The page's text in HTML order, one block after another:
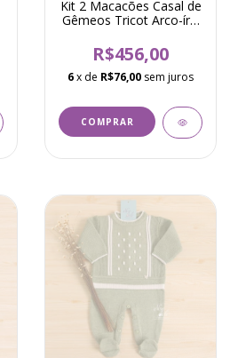
Kit 2 Macacões Casal de
Gêmeos Tricot Arco-íris
R$456,00
6x de R$76,00 sem juros
COMPRAR